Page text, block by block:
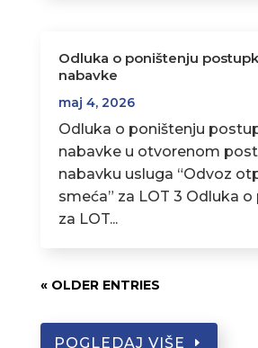
Odluka o poništenju
nabavke
maj 4, 2026
Odluka o poništenju
nabavke u otvorenom
nabavku usluga “Odvoz
smeća” za LOT 3 Odluka
za LOT...
« OLDER ENTRIES
POGLEDAJ VIŠE